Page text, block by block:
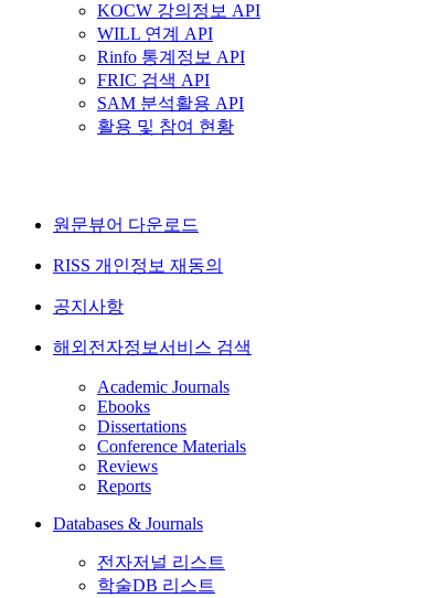
KOCW 강의정보 API
WILL 연계 API
Rinfo 통계정보 API
FRIC 검색 API
SAM 분석활용 API
활용 및 참여 현황
원문뷰어 다운로드
RISS 개인정보 재동의
공지사항
해외전자정보서비스 검색
Academic Journals
Ebooks
Dissertations
Conference Materials
Reviews
Reports
Databases & Journals
전자저널 리스트
학술DB 리스트